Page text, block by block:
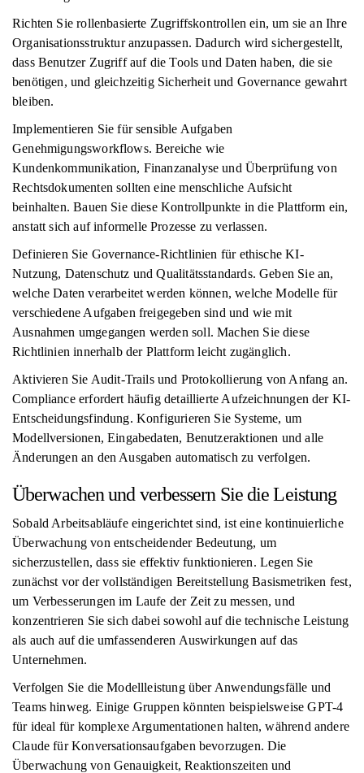
Richten Sie rollenbasierte Zugriffskontrollen ein, um sie an Ihre
Organisationsstruktur anzupassen. Dadurch wird sichergestellt,
dass Benutzer Zugriff auf die Tools und Daten haben, die sie
benötigen, und gleichzeitig Sicherheit und Governance gewahrt
bleiben.
Implementieren Sie für sensible Aufgaben
Genehmigungsworkflows. Bereiche wie
Kundenkommunikation, Finanzanalyse und Überprüfung von
Rechtsdokumenten sollten eine menschliche Aufsicht
beinhalten. Bauen Sie diese Kontrollpunkte in die Plattform ein,
anstatt sich auf informelle Prozesse zu verlassen.
Definieren Sie Governance-Richtlinien für ethische KI-
Nutzung, Datenschutz und Qualitätsstandards. Geben Sie an,
welche Daten verarbeitet werden können, welche Modelle für
verschiedene Aufgaben freigegeben sind und wie mit
Ausnahmen umgegangen werden soll. Machen Sie diese
Richtlinien innerhalb der Plattform leicht zugänglich.
Aktivieren Sie Audit-Trails und Protokollierung von Anfang an.
Compliance erfordert häufig detaillierte Aufzeichnungen der KI-
Entscheidungsfindung. Konfigurieren Sie Systeme, um
Modellversionen, Eingabedaten, Benutzeraktionen und alle
Änderungen an den Ausgaben automatisch zu verfolgen.
Überwachen und verbessern Sie die Leistung
Sobald Arbeitsabläufe eingerichtet sind, ist eine kontinuierliche
Überwachung von entscheidender Bedeutung, um
sicherzustellen, dass sie effektiv funktionieren. Legen Sie
zunächst vor der vollständigen Bereitstellung Basismetriken fest,
um Verbesserungen im Laufe der Zeit zu messen, und
konzentrieren Sie sich dabei sowohl auf die technische Leistung
als auch auf die umfassenderen Auswirkungen auf das
Unternehmen.
Verfolgen Sie die Modellleistung über Anwendungsfälle und
Teams hinweg. Einige Gruppen könnten beispielsweise GPT-4
für ideal für komplexe Argumentationen halten, während andere
Claude für Konversationsaufgaben bevorzugen. Die
Überwachung von Genauigkeit, Reaktionszeiten und